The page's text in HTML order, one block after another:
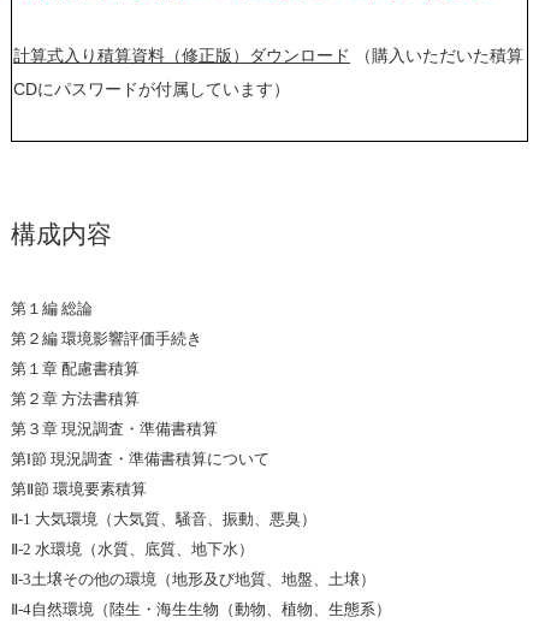
計算式入り積算資料（修正版）ダウンロード
（購入いただいた積算
CDにパスワードが付属しています）
構成内容
第１編 総論
第２編 環境影響評価手続き
第１章 配慮書積算
第２章 方法書積算
第３章 現況調査・準備書積算
第Ⅰ節 現況調査・準備書積算について
第Ⅱ節 環境要素積算
Ⅱ-1 大気環境（大気質、騒音、振動、悪臭）
Ⅱ-2 水環境（水質、底質、地下水）
Ⅱ-3土壌その他の環境（地形及び地質、地盤、土壌）
Ⅱ-4自然環境（陸生・海生生物（動物、植物、生態系）